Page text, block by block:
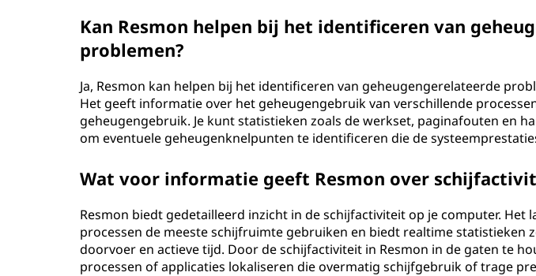
Kan Resmon helpen bij het identificeren van
problemen?
Ja, Resmon kan helpen bij het identificeren van geheugengerelateerde
Het geeft informatie over het geheugengebruik van verschillende
geheugengebruik. Je kunt statistieken zoals de werkset, paginafouten en
om eventuele geheugenknelpunten te identificeren die de
Wat voor informatie geeft Resmon over
Resmon biedt gedetailleerd inzicht in de schijfactiviteit op je computer. Het
processen de meeste schijfruimte gebruiken en biedt realtime statistieken
doorvoer en actieve tijd. Door de schijfactiviteit in Resmon in de gaten te
processen of applicaties lokaliseren die overmatig schijfgebruik of trage